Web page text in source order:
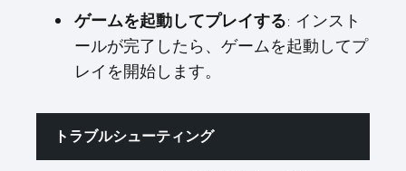
ゲームを起動してプレイする: インスト
ールが完了したら、ゲームを起動してプ
レイを開始します。
トラブルシューティング